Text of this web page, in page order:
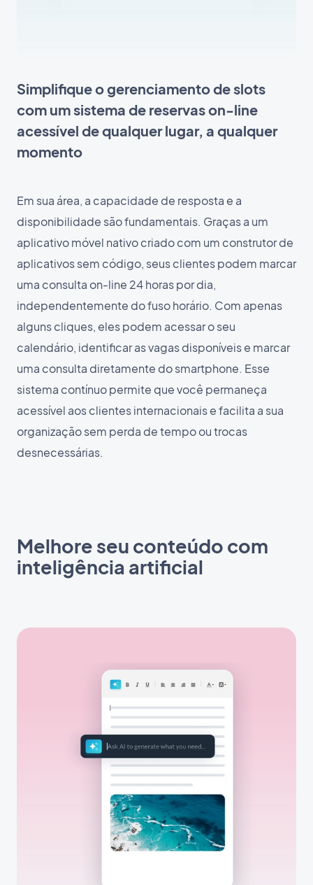
Simplifique o gerenciamento de slots
com um sistema de reservas on-line
acessível de qualquer lugar, a qualquer
momento
Em sua área, a capacidade de resposta e a
disponibilidade são fundamentais. Graças a um
aplicativo móvel nativo criado com um construtor de
aplicativos sem código, seus clientes podem marcar
uma consulta on-line 24 horas por dia,
independentemente do fuso horário. Com apenas
alguns cliques, eles podem acessar o seu
calendário, identificar as vagas disponíveis e marcar
uma consulta diretamente do smartphone. Esse
sistema contínuo permite que você permaneça
acessível aos clientes internacionais e facilita a sua
organização sem perda de tempo ou trocas
desnecessárias.
Melhore seu conteúdo com
inteligência artificial